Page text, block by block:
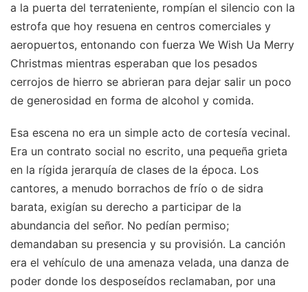
a la puerta del terrateniente, rompían el silencio con la
estrofa que hoy resuena en centros comerciales y
aeropuertos, entonando con fuerza We Wish Ua Merry
Christmas mientras esperaban que los pesados
cerrojos de hierro se abrieran para dejar salir un poco
de generosidad en forma de alcohol y comida.
Esa escena no era un simple acto de cortesía vecinal.
Era un contrato social no escrito, una pequeña grieta
en la rígida jerarquía de clases de la época. Los
cantores, a menudo borrachos de frío o de sidra
barata, exigían su derecho a participar de la
abundancia del señor. No pedían permiso;
demandaban su presencia y su provisión. La canción
era el vehículo de una amenaza velada, una danza de
poder donde los desposeídos reclamaban, por una